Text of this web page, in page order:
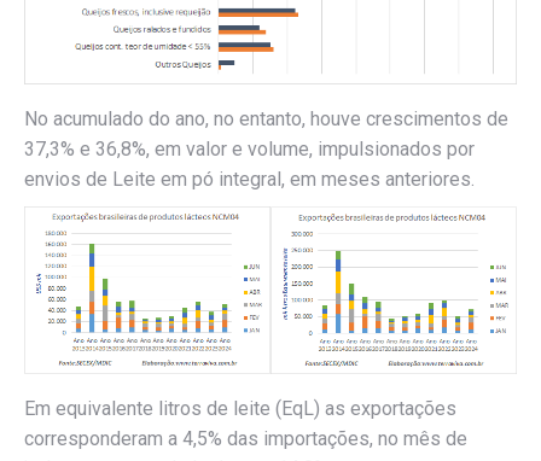
No acumulado do ano, no entanto, houve crescimentos de
37,3% e 36,8%, em valor e volume, impulsionados por
envios de Leite em pó integral, em meses anteriores.
Em equivalente litros de leite (EqL) as exportações
corresponderam a 4,5% das importações, no mês de